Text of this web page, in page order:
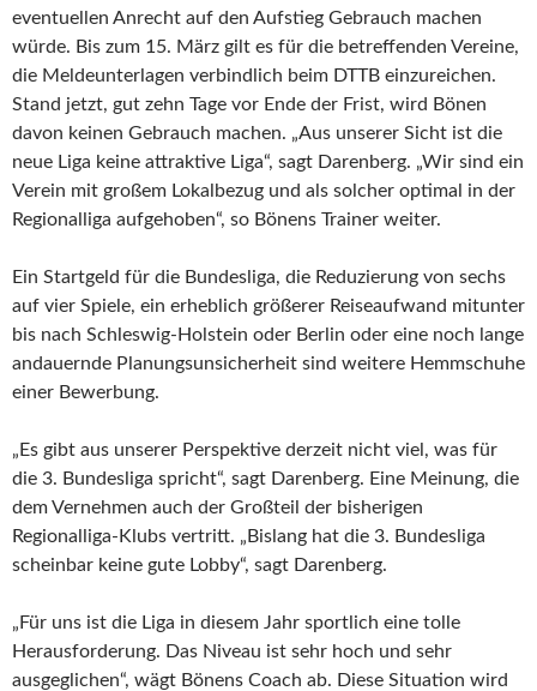
eventuellen Anrecht auf den Aufstieg Gebrauch machen
würde. Bis zum 15. März gilt es für die betreffenden Vereine,
die Meldeunterlagen verbindlich beim DTTB einzureichen.
Stand jetzt, gut zehn Tage vor Ende der Frist, wird Bönen
davon keinen Gebrauch machen. „Aus unserer Sicht ist die
neue Liga keine attraktive Liga“, sagt Darenberg. „Wir sind ein
Verein mit großem Lokalbezug und als solcher optimal in der
Regionalliga aufgehoben“, so Bönens Trainer weiter.
Ein Startgeld für die Bundesliga, die Reduzierung von sechs
auf vier Spiele, ein erheblich größerer Reiseaufwand mitunter
bis nach Schleswig-Holstein oder Berlin oder eine noch lange
andauernde Planungsunsicherheit sind weitere Hemmschuhe
einer Bewerbung.
„Es gibt aus unserer Perspektive derzeit nicht viel, was für
die 3. Bundesliga spricht“, sagt Darenberg. Eine Meinung, die
dem Vernehmen auch der Großteil der bisherigen
Regionalliga-Klubs vertritt. „Bislang hat die 3. Bundesliga
scheinbar keine gute Lobby“, sagt Darenberg.
„Für uns ist die Liga in diesem Jahr sportlich eine tolle
Herausforderung. Das Niveau ist sehr hoch und sehr
ausgeglichen“, wägt Bönens Coach ab. Diese Situation wird